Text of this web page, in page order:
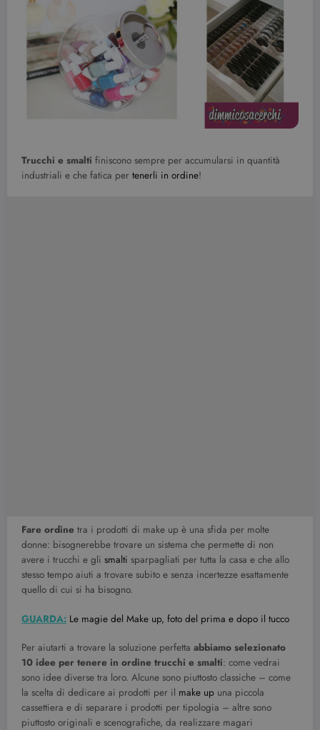
Trucchi e smalti finiscono sempre per accumularsi in quantità
industriali e che fatica per tenerli in ordine!
Fare ordine tra i prodotti di make up è una sfida per molte
donne: bisognerebbe trovare un sistema che permette di non
avere i trucchi e gli smalti sparpagliati per tutta la casa e che allo
stesso tempo aiuti a trovare subito e senza incertezze esattamente
quello di cui si ha bisogno.
GUARDA: Le magie del Make up, foto del prima e dopo il tucco
Per aiutarti a trovare la soluzione perfetta abbiamo selezionato
10 idee per tenere in ordine trucchi e smalti: come vedrai
sono idee diverse tra loro. Alcune sono piuttosto classiche – come
la scelta di dedicare ai prodotti per il make up una piccola
cassettiera e di separare i prodotti per tipologia – altre sono
piuttosto originali e scenografiche, da realizzare magari